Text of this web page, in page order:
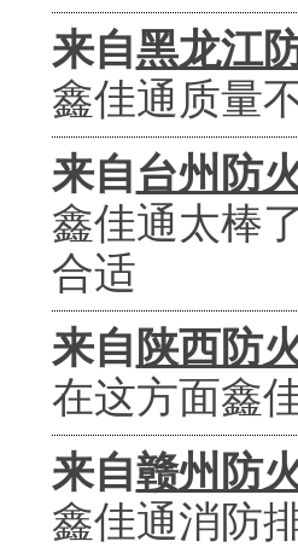
来自黑龙江
鑫佳通质量
来自台州防
鑫佳通太棒
合适
来自 陕西防
在这方面鑫
来自赣州防
鑫佳通消防